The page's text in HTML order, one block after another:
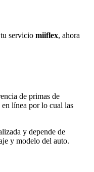
servicio miiflex, ahora
de primas de
línea por lo cual las
y depende de
y modelo del auto.